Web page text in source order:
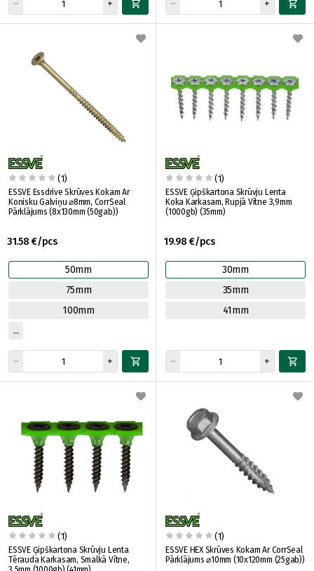
(1)
ESSVE Essdrive Skrūves Kokam Ar
Konisku Galviņu ⌀8mm, CorrSeal
Pārklājums (8x130mm (50gab))
31.58 €/pcs
50mm
75mm
100mm
(1)
ESSVE Ģipškartona Skrūvju Lenta
Koka Karkasam, Rupjā Vītne 3,9mm
(1000gb) (35mm)
19.98 €/pcs
30mm
35mm
41mm
(1)
ESSVE Ģipškartona Skrūvju Lenta
Tērauda Karkasam, Smalkā Vītne,
(1)
ESSVE HEX Skrūves Kokam Ar CorrSeal
Pārklājums ⌀10mm (10x120mm (25gab))